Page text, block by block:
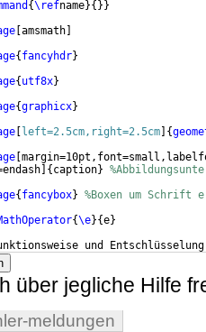
{\refname}{ }}
amsmath
{ fancyhdr}
{ utf8x}
{graphicx}
left=2.5cm,right=2.5cm {
{ caption}
{ fancybox} %Boxen um Schrift
{\e}{e}
und
über jegliche Hilfe
meldungen